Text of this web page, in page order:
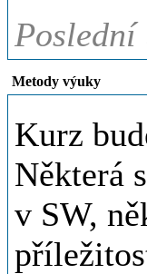
Metody výuky
Kurz
Některá
v SW,